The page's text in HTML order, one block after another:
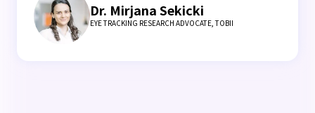
Dr. Mirjana Sekicki
EYE TRACKING RESEARCH ADVOCATE, TOBII